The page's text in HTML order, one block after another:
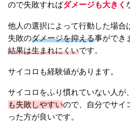
ので失敗すればダメージも大きく
他人の選択によって行動した場合
失敗のダメージを抑える事ができ
結果は生まれにくいです。
サイコロも経験値があります。
サイコロをふり慣れていない人が、
も失敗しやすいので、自分でサイ
った方が良いです。